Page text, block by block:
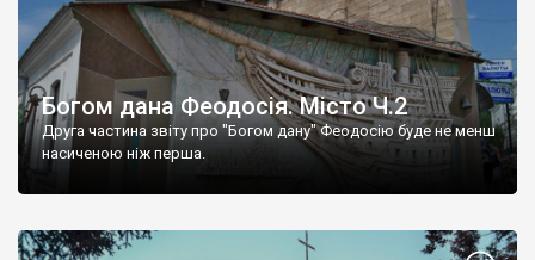
Богом дана Феодосія. Місто Ч.2
Друга частина звіту про "Богом дану" Феодосію буде не менш
насиченою ніж перша.